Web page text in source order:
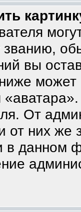
званию,
вы
может
От
от них же
в данном